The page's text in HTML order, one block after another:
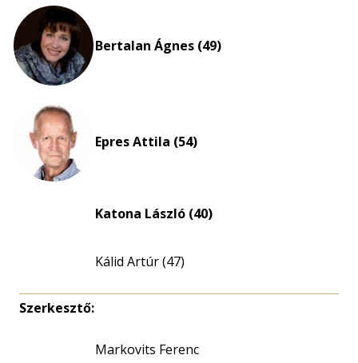
Bertalan Ágnes (49)
Epres Attila (54)
Katona László (40)
Kálid Artúr (47)
Szerkesztő:
Markovits Ferenc